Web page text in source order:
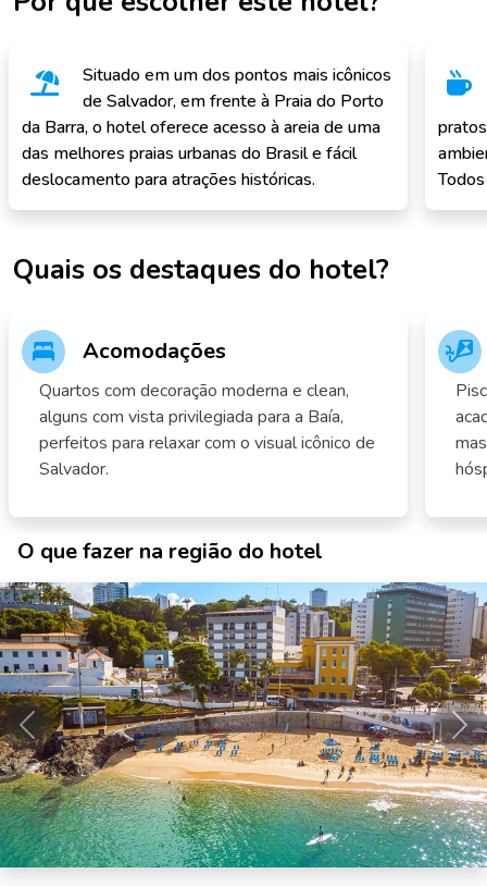
Situado em um dos pontos mais icônicos
de Salvador, em frente à Praia do Porto
da Barra, o hotel oferece acesso à areia de uma
das melhores praias urbanas do Brasil e fácil
deslocamento para atrações históricas.
Quais os destaques do hotel?
Acomodações
Quartos com decoração moderna e clean,
alguns com vista privilegiada para a Baía,
perfeitos para relaxar com o visual icônico de
Salvador.
O que fazer na região do hotel
Anterior